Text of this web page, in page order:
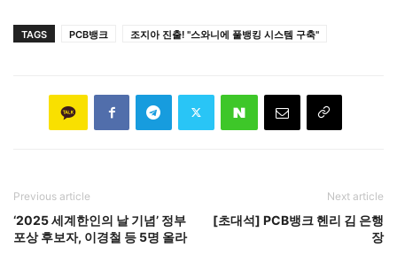
TAGS PCB뱅크 조지아 진출! "스와니에 풀뱅킹 시스템 구축"
Previous article
‘2025 세계한인의 날 기념’ 정부
포상 후보자, 이경철 등 5명 올라
Next article
[초대석] PCB뱅크 헨리 김 은행
장